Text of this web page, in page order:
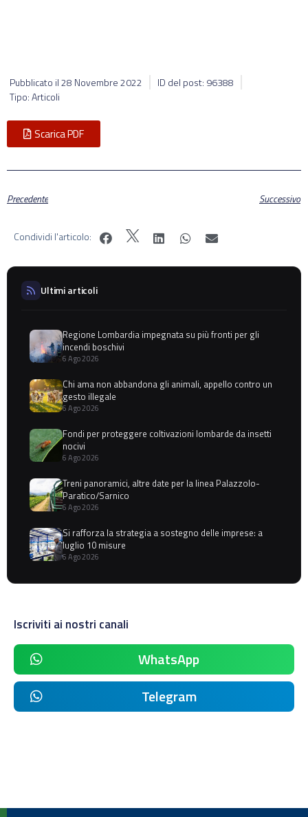
Pubblicato il28 Novembre 2022
ID del post: 96388
Tipo: Articoli
Scarica PDF
Precedente Successivo
Condividi l'articolo:
Ultimi articoli
Regione Lombardia impegnata su più fronti per gli
incendi boschivi
6 Ago 2026
Chi ama non abbandona gli animali, appello contro un
gesto illegale
6 Ago 2026
Fondi per proteggere coltivazioni lombarde da insetti
nocivi
6 Ago 2026
Treni panoramici, altre date per la linea Palazzolo-
Paratico/Sarnico
6 Ago 2026
Si rafforza la strategia a sostegno delle imprese: a
luglio 10 misure
6 Ago 2026
Iscriviti ai nostri canali
WhatsApp
Telegram